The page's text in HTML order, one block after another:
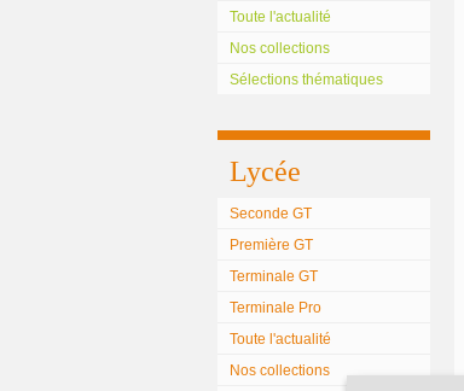
Toute l'actualité
Nos collections
Sélections thématiques
Lycée
Seconde GT
Première GT
Terminale GT
Terminale Pro
Toute l'actualité
Nos collections